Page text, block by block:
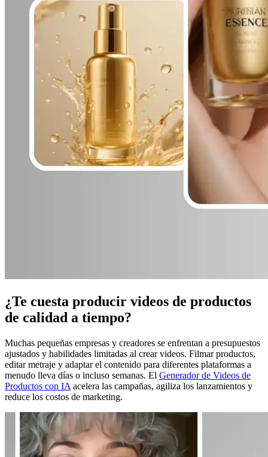
¿Te cuesta producir videos de productos
de calidad a tiempo?
Muchas pequeñas empresas y creadores se enfrentan a presupuestos
ajustados y habilidades limitadas al crear videos. Filmar productos,
editar metraje y adaptar el contenido para diferentes plataformas a
menudo lleva días o incluso semanas. El Generador de Videos de
Productos con IA acelera las campañas, agiliza los lanzamientos y
reduce los costos de marketing.